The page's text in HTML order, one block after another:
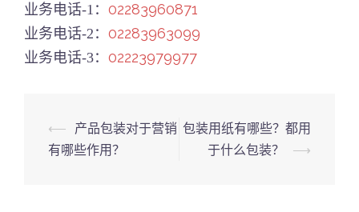
业务电话-1： 02283960871
业务电话-2： 02283963099
业务电话-3： 02223979977
Post
navigation
⟵
产品包装对于营销
有哪些作用？
包装用纸有哪些？都用
于什么包装？
⟶